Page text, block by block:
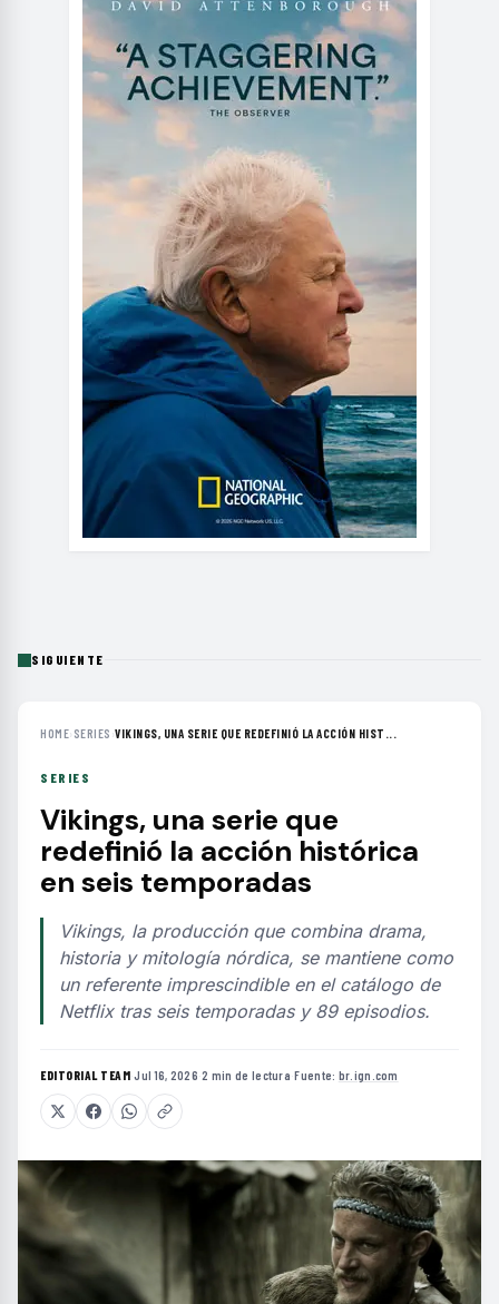
SIGUIENTE
HOME› SERIES ›VIKINGS, UNA SERIE QUE REDEFINIÓ LA ACCIÓN HIST...
SERIES
Vikings, una serie que
redefinió la acción histórica
en seis temporadas
Vikings, la producción que combina drama,
historia y mitología nórdica, se mantiene como
un referente imprescindible en el catálogo de
Netflix tras seis temporadas y 89 episodios.
EDITORIAL TEAM·Jul 16, 2026·2 min de lectura·Fuente: br.ign.com